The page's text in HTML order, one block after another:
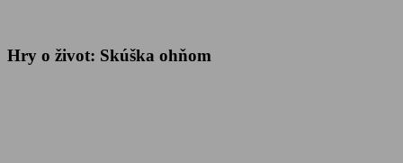
Hry o život: Skúška ohňom